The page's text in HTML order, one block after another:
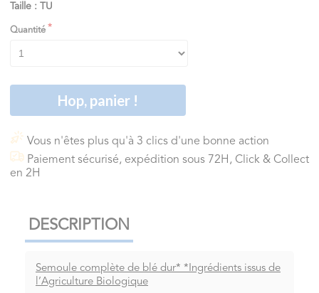
Taille : TU
Quantité
Hop, panier !
Vous n'êtes plus qu'à 3 clics d'une bonne action
Paiement sécurisé, expédition sous 72H, Click & Collect
en 2H
DESCRIPTION
Semoule complète de blé dur* *Ingrédients issus de
l’Agriculture Biologique